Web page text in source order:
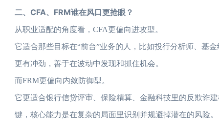
二、CFA、FRM谁在风口更抢眼？
从职业适配的角度看，CFA更偏向进攻型。
它适合那些目标在“前台”业务的人，比如投行分析师、基
更有冲劲，善于在波动中发现和抓住机会。
而FRM更偏向内敛防御型。
它更适合银行信贷评审、保险精算、金融科技里的反欺诈
键，核心能力是在复杂的局面里识别并规避掉潜在的风险。